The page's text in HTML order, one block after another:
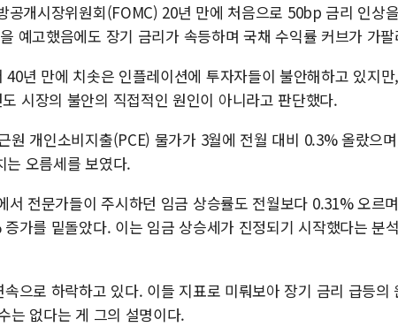
공개시장위원회(FOMC) 20년 만에 처음으로 50bp 금리 인상
예고했음에도 장기 금리가 속등하며 국채 수익률 커브가 가
년 만에 치솟은 인플레이션에 투자자들이 불안해하고 있지
시장의 불안의 직접적인 원인이 아니라고 판단했다.
원 개인소비지출(PCE) 물가가 3월에 전월 대비 0.3% 올랐으
오름세를 보였다.
서 전문가들이 주시하던 임금 상승률도 전월보다 0.31% 오르
가를 밑돌았다. 이는 임금 상승세가 진정되기 시작했다는 분
으로 하락하고 있다. 이들 지표로 미뤄보아 장기 금리 급등의
는 없다는 게 그의 설명이다.